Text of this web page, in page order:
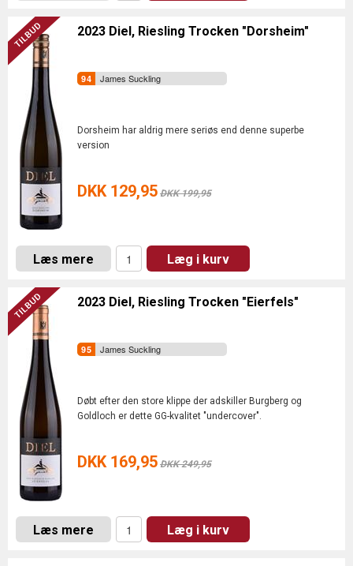
2023 Diel, Riesling Trocken "Dorsheim"
James Suckling
Dorsheim har aldrig mere seriøs end denne superbe
version
DKK 129,95 DKK 199,95
Læs mere Læg i kurv
2023 Diel, Riesling Trocken "Eierfels"
James Suckling
Døbt efter den store klippe der adskiller Burgberg og
Goldloch er dette GG-kvalitet "undercover".
DKK 169,95 DKK 249,95
Læs mere Læg i kurv